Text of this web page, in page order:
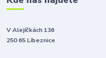
V Alejíčkách 136
250 65 Líbeznice